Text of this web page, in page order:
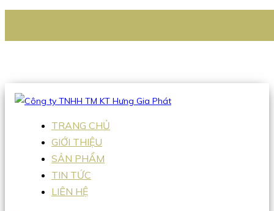
Hotline:0938 336 079
TRANG CHỦ
GIỚI THIỆU
SẢN PHẨM
TIN TỨC
LIÊN HỆ